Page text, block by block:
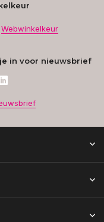
Webwinkelkeur
in voor nieuwsbrief